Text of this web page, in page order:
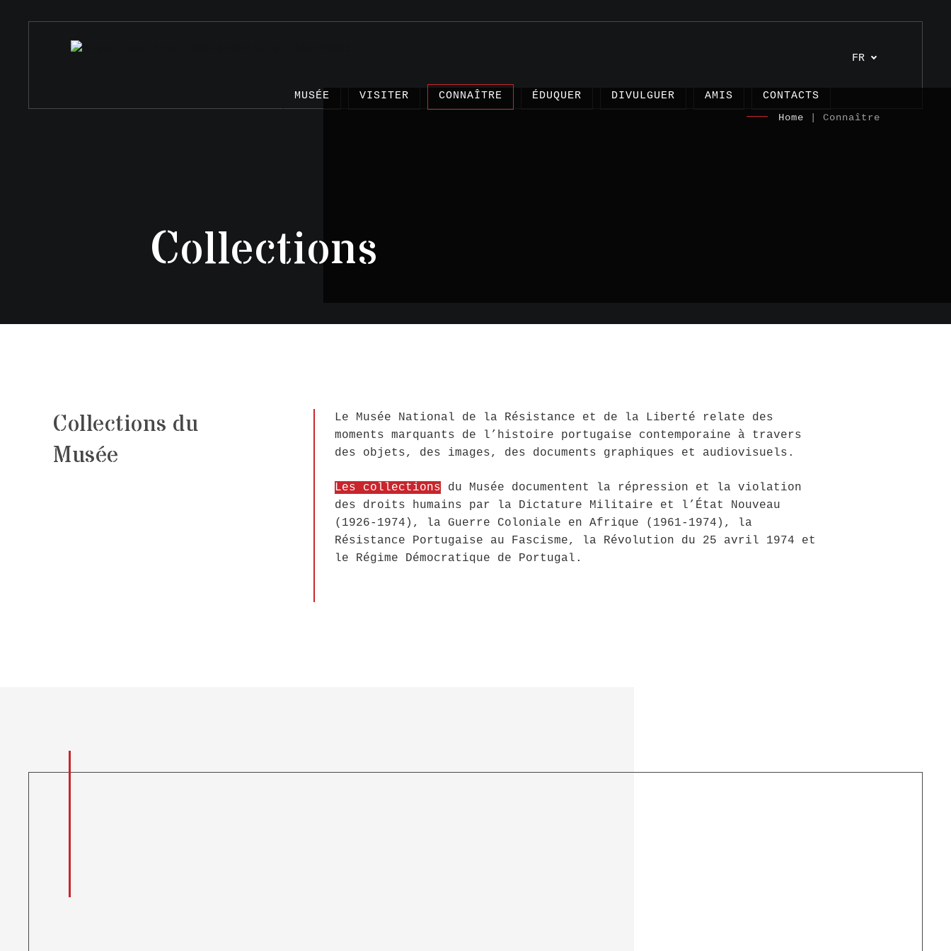
FR
MUSÉE VISITER CONNAÎTRE ÉDUQUER DIVULGUER AMIS CONTACTS
Collections
Home | Connaître
Collections du
Musée
Le Musée National de la Résistance et de la Liberté relate des
moments marquants de l’histoire portugaise contemporaine à travers
des objets, des images, des documents graphiques et audiovisuels.
Les collections du Musée documentent la répression et la violation
des droits humains par la Dictature Militaire et l’État Nouveau
(1926-1974), la Guerre Coloniale en Afrique (1961-1974), la
Résistance Portugaise au Fascisme, la Révolution du 25 avril 1974 et
le Régime Démocratique de Portugal.